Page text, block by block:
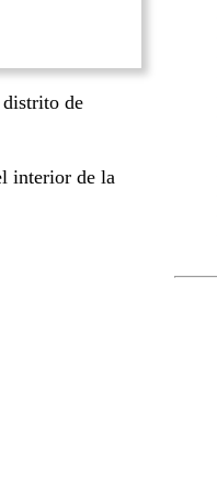
de
interior de la